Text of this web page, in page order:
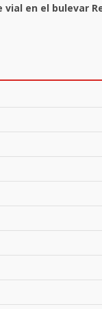
vial en el bulevar